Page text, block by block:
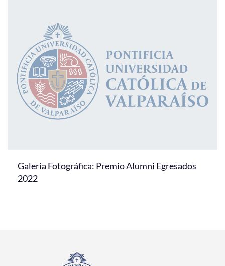
Galería Fotográfica: Premio Alumni Egresados
2022